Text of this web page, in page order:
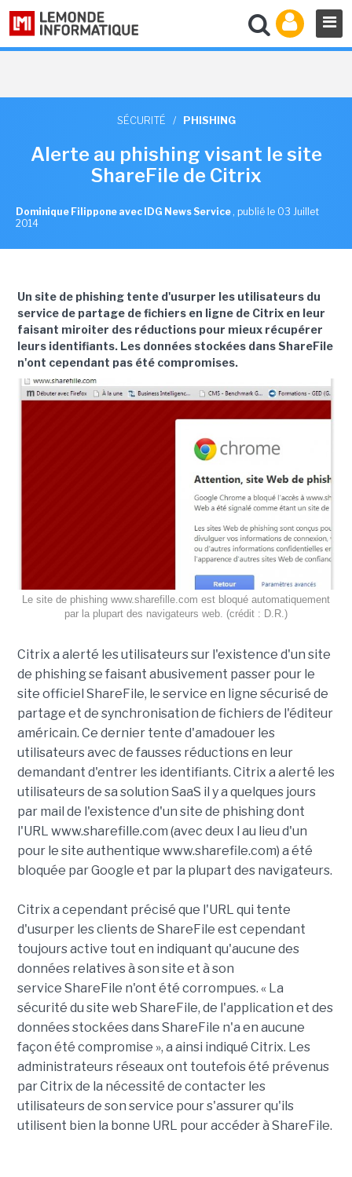
SÉCURITÉ / PHISHING
Alerte au phishing visant le site
ShareFile de Citrix
Dominique Filippone avec IDG News Service , publié le 03 Juillet
2014
Un site de phishing tente d'usurper les utilisateurs du
service de partage de fichiers en ligne de Citrix en leur
faisant miroiter des réductions pour mieux récupérer
leurs identifiants. Les données stockées dans ShareFile
n'ont cependant pas été compromises.
Le site de phishing www.sharefille.com est bloqué automatiquement
par la plupart des navigateurs web. (crédit : D.R.)
Citrix a alerté les utilisateurs sur l'existence d'un site
de phishing se faisant abusivement passer pour le
site officiel ShareFile, le service en ligne sécurisé de
partage et de synchronisation de fichiers de l'éditeur
américain. Ce dernier tente d'amadouer les
utilisateurs avec de fausses réductions en leur
demandant d'entrer les identifiants. Citrix a alerté les
utilisateurs de sa solution SaaS il y a quelques jours
par mail de l'existence d'un site de phishing dont
l'URL www.sharefille.com (avec deux l au lieu d'un
pour le site authentique www.sharefile.com) a été
bloquée par Google et par la plupart des navigateurs.
Citrix a cependant précisé que l'URL qui tente
d'usurper les clients de ShareFile est cependant
toujours active tout en indiquant qu'aucune des
données relatives à son site et à son
service ShareFile n'ont été corrompues. « La
sécurité du site web ShareFile, de l'application et des
données stockées dans ShareFile n'a en aucune
façon été compromise », a ainsi indiqué Citrix. Les
administrateurs réseaux ont toutefois été prévenus
par Citrix de la nécessité de contacter les
utilisateurs de son service pour s'assurer qu'ils
utilisent bien la bonne URL pour accéder à ShareFile.